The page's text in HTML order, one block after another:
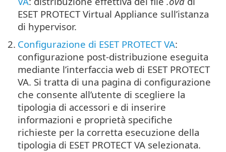
ESET PROTECT Virtual Appliance sull’istanza
di hypervisor.
2. Configurazione di ESET PROTECT VA:
configurazione post-distribuzione eseguita
mediante l’interfaccia web di ESET PROTECT
VA. Si tratta di una pagina di configurazione
che consente all’utente di scegliere la
tipologia di accessori e di inserire
informazioni e proprietà specifiche
richieste per la corretta esecuzione della
tipologia di ESET PROTECT VA selezionata.